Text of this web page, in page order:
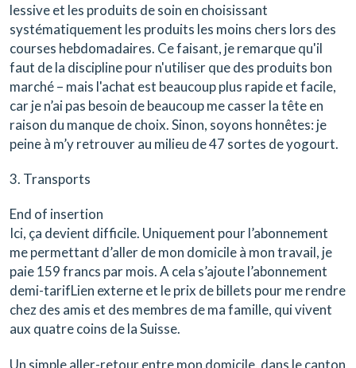
lessive et les produits de soin en choisissant
systématiquement les produits les moins chers lors des
courses hebdomadaires. Ce faisant, je remarque qu'il
faut de la discipline pour n'utiliser que des produits bon
marché – mais l'achat est beaucoup plus rapide et facile,
car je n’ai pas besoin de beaucoup me casser la tête en
raison du manque de choix. Sinon, soyons honnêtes: je
peine à m’y retrouver au milieu de 47 sortes de yogourt.
3. Transports
End of insertion
Ici, ça devient difficile. Uniquement pour l’abonnement
me permettant d’aller de mon domicile à mon travail, je
paie 159 francs par mois. A cela s’ajoute l’abonnement
demi-tarifLien externe et le prix de billets pour me rendre
chez des amis et des membres de ma famille, qui vivent
aux quatre coins de la Suisse.
Un simple aller-retour entre mon domicile, dans le canton